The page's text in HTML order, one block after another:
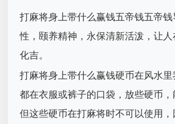
打麻将身上带什么赢钱五帝钱五帝
性，颐养精神，永保清新活泼，让
化吉。
打麻将身上带什么赢钱硬币在风水
都在衣服或裤子的口袋，放些硬币，
但这些硬币在打麻将时不可以使用